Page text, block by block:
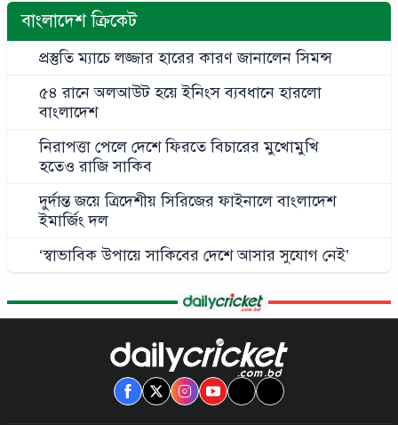
বাংলাদেশ ক্রিকেট
প্রস্তুতি ম্যাচে লজ্জার হারের কারণ জানালেন সিমন্স
৫৪ রানে অলআউট হয়ে ইনিংস ব্যবধানে হারলো
বাংলাদেশ
নিরাপত্তা পেলে দেশে ফিরতে বিচারের মুখোমুখি
হতেও রাজি সাকিব
দুর্দান্ত জয়ে ত্রিদেশীয় সিরিজের ফাইনালে বাংলাদেশ
ইমার্জিং দল
‘স্বাভাবিক উপায়ে সাকিবের দেশে আসার সুযোগ নেই’